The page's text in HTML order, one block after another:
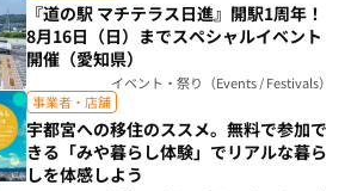
『道の駅 マチテラス日進』開駅1周年！
8月16日（日）までスペシャルイベント
開催（愛知県）
イベント・祭り（Events / Festivals）
事業者・店舗
宇都宮への移住のススメ。無料で参加で
きる「みや暮らし体験」でリアルな暮ら
しを体感しよう